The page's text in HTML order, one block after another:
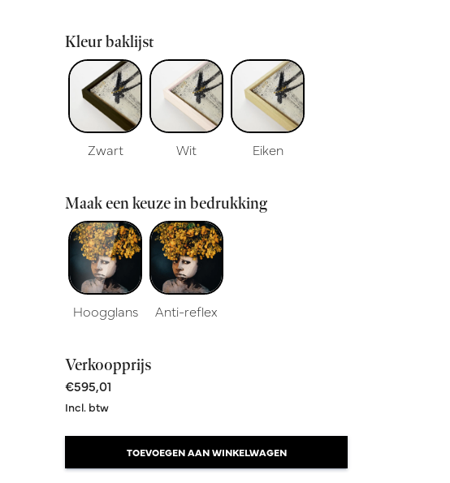
Kleur baklijst
Zwart Wit Eiken
Maak een keuze in bedrukking
Hoogglans Anti-reflex
Verkoopprijs
€595,01
Incl. btw
TOEVOEGEN AAN WINKELWAGEN